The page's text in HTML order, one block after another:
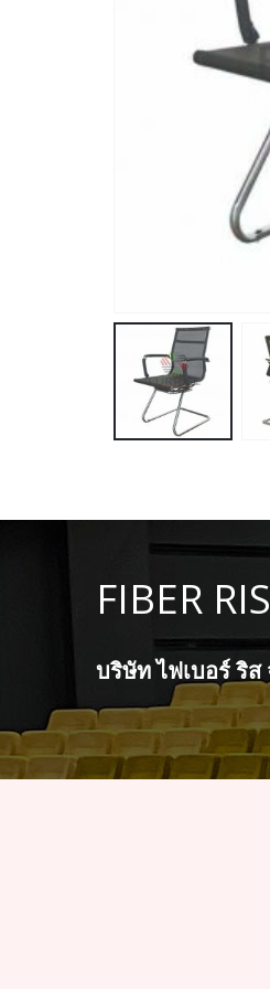
FIBER
บริษัท ไฟเบอร์ ริส